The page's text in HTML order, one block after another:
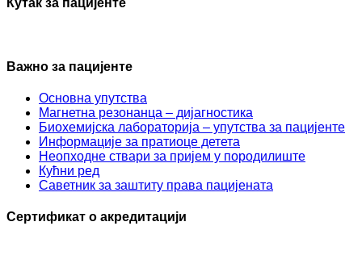
Кутак за пацијенте
Важно за пацијенте
Основна упутства
Mагнетна резонанца – дијагностика
Биохемијска лабораторија – упутства за пацијенте
Информације за пратиоце детета
Неопходне ствари за пријем у породилиште
Кућни ред
Саветник за заштиту права пацијената
Сертификат о акредитацији